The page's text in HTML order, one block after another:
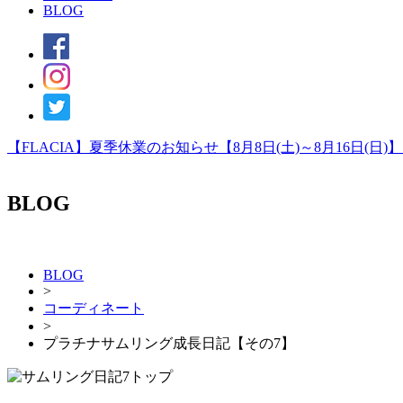
BLOG
【FLACIA】夏季休業のお知らせ【8月8日(土)～8月16日(日)
BLOG
BLOG
>
コーディネート
>
プラチナサムリング成長日記【その7】